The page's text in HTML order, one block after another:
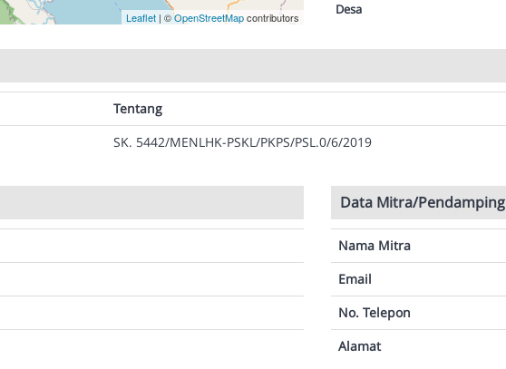
Leaflet | ©OpenStreetMapcontributors
Desa
Tentang
SK. 5442/MENLHK-PSKL/PKPS/PSL.0/6/2019
Data Mitra/Pendamping
Nama Mitra
Email
No. Telepon
Alamat